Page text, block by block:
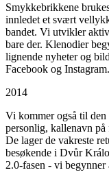
Smykkebrikkene
innledet et svært
bandet. Vi utvikler
bare der. Klenodier
lignende nyheter og
Facebook og Instagram.
2014
Vi kommer også til
personlig, kallenavn
De lager de vakreste
besøkende i Dvůr
2.0-fasen - vi